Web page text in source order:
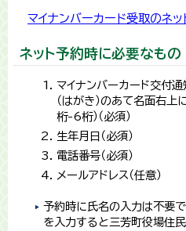
マイナンバーカード受取のネッ
ネット予約時に必要なもの
マイナンバーカード交付
（はがき）のあて名面右上
桁-6桁）（必須）
生年月日（必須）
電話番号（必須）
メールアドレス（任意）
予約時に氏名の入力は不要で
を入力すると三芳町役場住